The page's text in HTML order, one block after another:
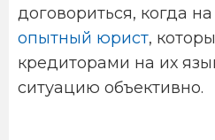
договориться, когда
опытный юрист,
кредиторами на их
ситуацию объективно.